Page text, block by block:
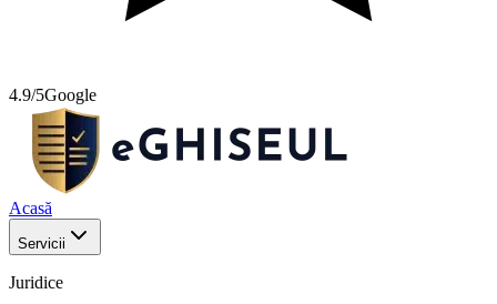
4.9/5Google
Acasă
Servicii
Juridice